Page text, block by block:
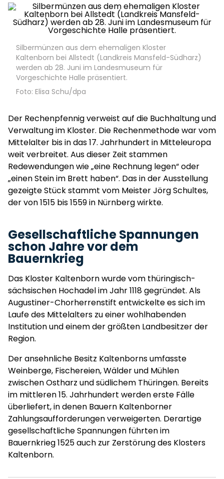
Silbermünzen aus dem ehemaligen Kloster
Kaltenborn bei Allstedt (Landkreis Mansfeld-Südharz)
werden ab 28. Juni im Landesmuseum für
Vorgeschichte Halle präsentiert.
Foto: Elisa Schu/dpa
Der Rechenpfennig verweist auf die Buchhaltung und
Verwaltung im Kloster. Die Rechenmethode war vom
Mittelalter bis in das 17. Jahrhundert in Mitteleuropa
weit verbreitet. Aus dieser Zeit stammen
Redewendungen wie „eine Rechnung legen“ oder
„einen Stein im Brett haben“. Das in der Ausstellung
gezeigte Stück stammt vom Meister Jörg Schultes,
der von 1515 bis 1559 in Nürnberg wirkte.
Gesellschaftliche Spannungen
schon Jahre vor dem
Bauernkrieg
Das Kloster Kaltenborn wurde vom thüringisch-
sächsischen Hochadel im Jahr 1118 gegründet. Als
Augustiner-Chorherrenstift entwickelte es sich im
Laufe des Mittelalters zu einer wohlhabenden
Institution und einem der größten Landbesitzer der
Region.
Der ansehnliche Besitz Kaltenborns umfasste
Weinberge, Fischereien, Wälder und Mühlen
zwischen Ostharz und südlichem Thüringen. Bereits
im mittleren 15. Jahrhundert werden erste Fälle
überliefert, in denen Bauern Kaltenborner
Zahlungsaufforderungen verweigerten. Derartige
gesellschaftliche Spannungen führten im
Bauernkrieg 1525 auch zur Zerstörung des Klosters
Kaltenborn.